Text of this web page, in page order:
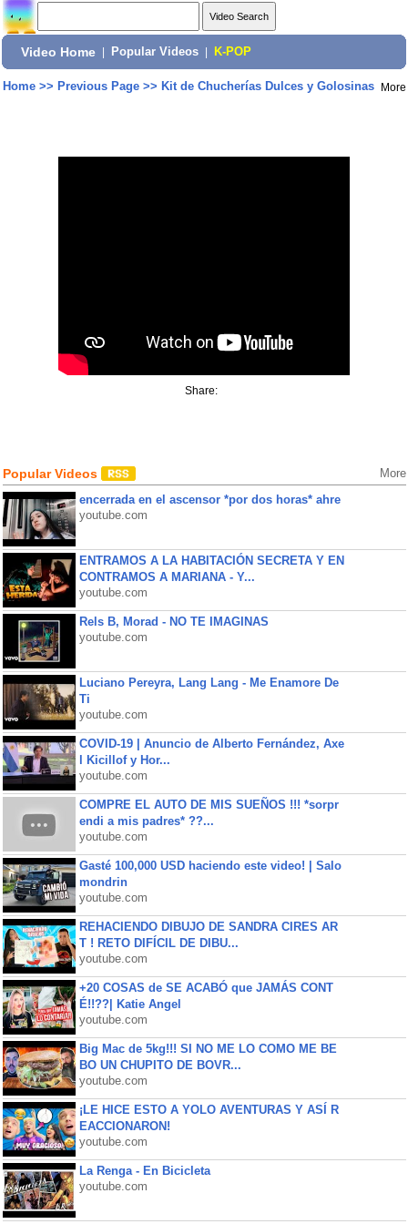
Video Home Popular Videos K-POP
Home>> Previous Page>> Kit de Chucherías Dulces y Golosinas More
Share:
Popular Videos More
encerrada en el ascensor *por dos horas* ahre
youtube.com
ENTRAMOS A LA HABITACIÓN SECRETA Y EN
CONTRAMOS A MARIANA - Y...
youtube.com
Rels B, Morad - NO TE IMAGINAS
youtube.com
Luciano Pereyra, Lang Lang - Me Enamore De
Ti
youtube.com
COVID-19 | Anuncio de Alberto Fernández, Axe
l Kicillof y Hor...
youtube.com
COMPRE EL AUTO DE MIS SUEÑOS !!! *sorpr
endi a mis padres* ??...
youtube.com
Gasté 100,000 USD haciendo este video! | Salo
mondrin
youtube.com
REHACIENDO DIBUJO DE SANDRA CIRES AR
T ! RETO DIFÍCIL DE DIBU...
youtube.com
+20 COSAS de SE ACABÓ que JAMÁS CONT
É!!??| Katie Angel
youtube.com
Big Mac de 5kg!!! SI NO ME LO COMO ME BE
BO UN CHUPITO DE BOVR...
youtube.com
¡LE HICE ESTO A YOLO AVENTURAS Y ASÍ R
EACCIONARON!
youtube.com
La Renga - En Bicicleta
youtube.com